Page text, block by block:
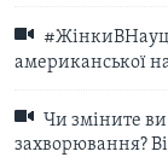
американської
Чи зміните
захворювання?